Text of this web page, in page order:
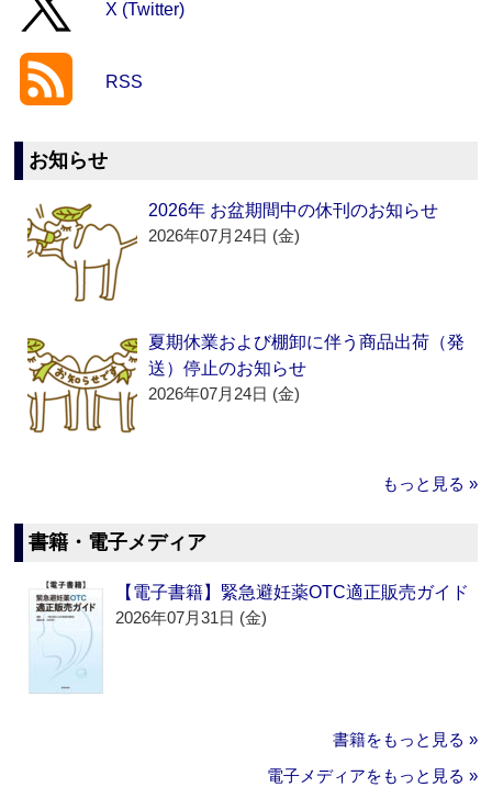
X (Twitter)
RSS
お知らせ
2026年 お盆期間中の休刊のお知らせ
2026年07月24日 (金)
夏期休業および棚卸に伴う商品出荷（発
送）停止のお知らせ
2026年07月24日 (金)
もっと見る »
書籍・電子メディア
【電子書籍】緊急避妊薬OTC適正販売ガイド
2026年07月31日 (金)
書籍をもっと見る »
電子メディアをもっと見る »